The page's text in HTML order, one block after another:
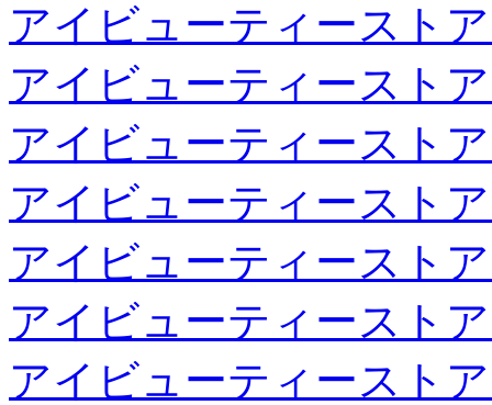
アイビューティースト
アイビューティースト
アイビューティースト
アイビューティースト
アイビューティースト
アイビューティースト
アイビューティースト